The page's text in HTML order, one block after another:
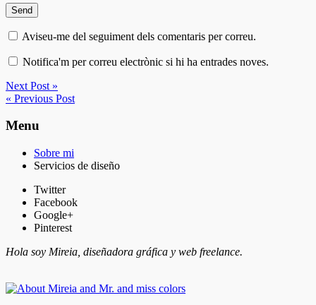
Aviseu-me del seguiment dels comentaris per correu.
Notifica'm per correu electrònic si hi ha entrades noves.
Next Post »
« Previous Post
Menu
Sobre mi
Servicios de diseño
Twitter
Facebook
Google+
Pinterest
Hola soy Mireia, diseñadora gráfica y web freelance.